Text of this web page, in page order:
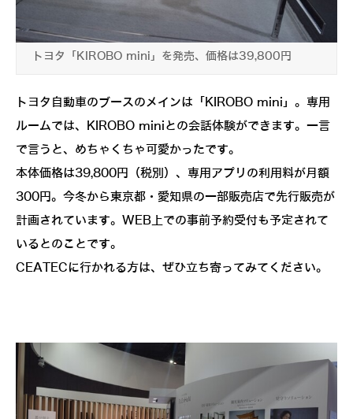
トヨタ「KIROBO mini」を発売、価格は39,800円
トヨタ自動車のブースのメインは「KIROBO mini」。専用
ルームでは、KIROBO miniとの会話体験ができます。一言
で言うと、めちゃくちゃ可愛かったです。
本体価格は39,800円（税別）、専用アプリの利用料が月額
300円。今冬から東京都・愛知県の一部販売店で先行販売が
計画されています。WEB上での事前予約受付も予定されて
いるとのことです。
CEATECに行かれる方は、ぜひ立ち寄ってみてください。